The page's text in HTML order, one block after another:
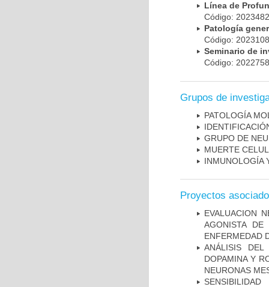
Línea de
Código:
Patología
Código:
Seminario de
Código:
Grupos de
PATOLOGÍA
GRUPO DE
MUERTE
INMUNOLOGÍA
Proyectos
EVALUACION
AGONISTA
ENFERMEDAD
ANÁLISIS
DOPAMINA Y
NEURONAS